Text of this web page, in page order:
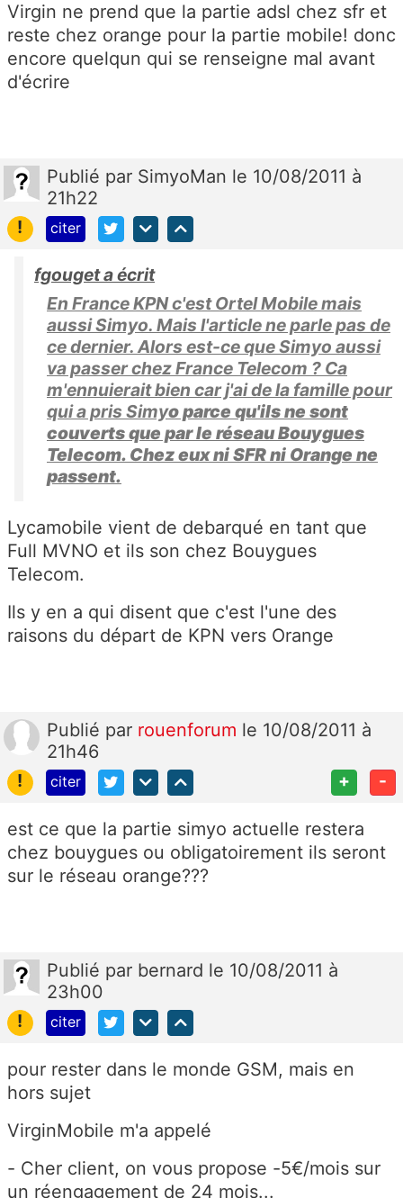
Virgin ne prend que la partie adsl chez sfr et
reste chez orange pour la partie mobile! donc
encore quelqun qui se renseigne mal avant
d'écrire
Publié par SimyoMan le 10/08/2011 à
21h22
!
citer
fgouget a écrit
En France KPN c'est Ortel Mobile mais
aussi Simyo. Mais l'article ne parle pas de
ce dernier. Alors est-ce que Simyo aussi
va passer chez France Telecom ? Ca
m'ennuierait bien car j'ai de la famille pour
qui a pris Simyo parce qu'ils ne sont
couverts que par le réseau Bouygues
Telecom. Chez eux ni SFR ni Orange ne
passent.
Lycamobile vient de debarqué en tant que
Full MVNO et ils son chez Bouygues
Telecom.
Ils y en a qui disent que c'est l'une des
raisons du départ de KPN vers Orange
Publié par rouenforum le 10/08/2011 à
21h46
!
citer + -
est ce que la partie simyo actuelle restera
chez bouygues ou obligatoirement ils seront
sur le réseau orange???
Publié par bernard le 10/08/2011 à
23h00
!
citer
pour rester dans le monde GSM, mais en
hors sujet
VirginMobile m'a appelé
- Cher client, on vous propose -5€/mois sur
un réengagement de 24 mois...